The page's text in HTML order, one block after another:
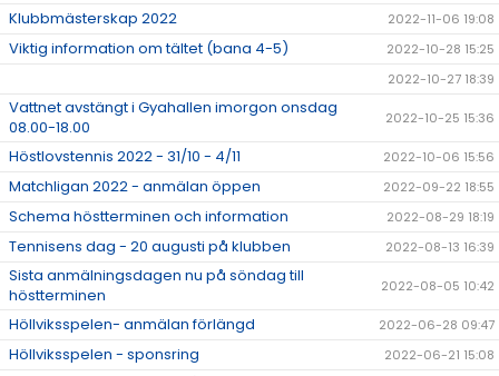
Klubbmästerskap 2022 2022-11-06 19:08
Viktig information om tältet (bana 4-5)
2022-10-28 15:25
2022-10-27 18:39
Vattnet avstängt i Gyahallen imorgon onsdag
08.00-18.00
2022-10-25 15:36
Höstlovstennis 2022 - 31/10 - 4/11 2022-10-06 15:56
Matchligan 2022 - anmälan öppen 2022-09-22 18:55
Schema höstterminen och information 2022-08-29 18:19
Tennisens dag - 20 augusti på klubben 2022-08-13 16:39
Sista anmälningsdagen nu på söndag till
höstterminen
2022-08-05 10:42
Höllviksspelen- anmälan förlängd 2022-06-28 09:47
Höllviksspelen - sponsring 2022-06-21 15:08